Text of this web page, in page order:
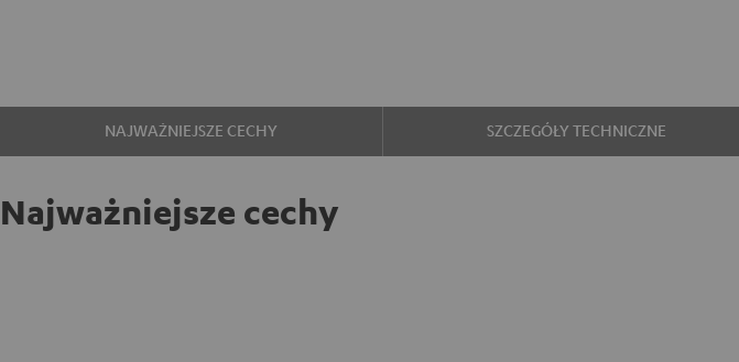
NAJWAŻNIEJSZE CECHY SZCZEGÓŁY TECHNICZNE
Najważniejsze cechy